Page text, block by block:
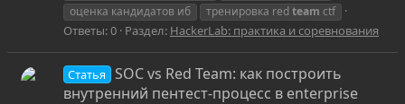
оценка кандидатов иб
тренировка redteam ctf
Ответы: 0 Раздел: HackerLab: практика и соревнования
Статья
SOC vs Red Team: как построить
внутренний пентест-процесс в enterprise